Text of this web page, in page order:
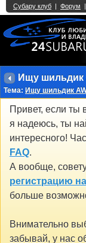
Тема: Ищу шильдик
Привет, если ты
я надеюсь, ты
интересного!
FAQ.
А вообще,
регистрацию
больше
Внимательно
забывай, у нас
2 3 4 5 6 7 8 9 10
27 28 29 30